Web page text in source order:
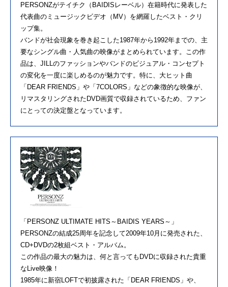
PERSONZがテイチク（BAIDISレーベル）在籍時代に発表した
代表曲のミュージックビデオ（MV）を網羅したベスト・クリ
ップ集。
バンドが社会現象を巻き起こした1987年から1992年までの、主
要なシングル曲・人気曲の映像がまとめられています。この作
品は、JILLのファッションやバンドのビジュアル・コンセプト
の変化を一度に楽しめるのが魅力です。特に、大ヒット曲
「DEAR FRIENDS」や「7COLORS」などの象徴的な映像が、
リマスタリングされたDVD画質で収録されているため、ファン
にとっての決定盤となっています。
「PERSONZ ULTIMATE HITS～BAIDIS YEARS～」
PERSONZの結成25周年を記念して2009年10月に発売された、
CD+DVDの2枚組ベスト・アルバム。
この作品の最大の魅力は、何と言ってもDVDに収録された貴重
なLive映像！
1985年に新宿LOFTで初披露された「DEAR FRIENDS」や、